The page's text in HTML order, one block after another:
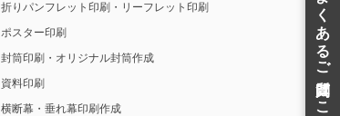
折りパンフレット印刷・リーフレット印刷
ポスター印刷
封筒印刷・オリジナル封筒作成
資料印刷
横断幕・垂れ幕印刷作成